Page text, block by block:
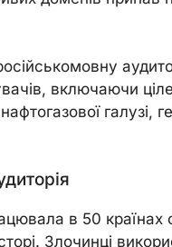
включаючи
галузі,
в 50 країнах
Злочинці